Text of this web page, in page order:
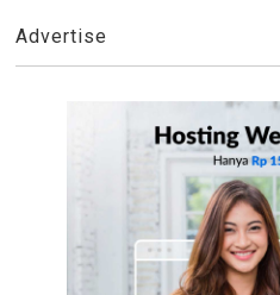
Advertise